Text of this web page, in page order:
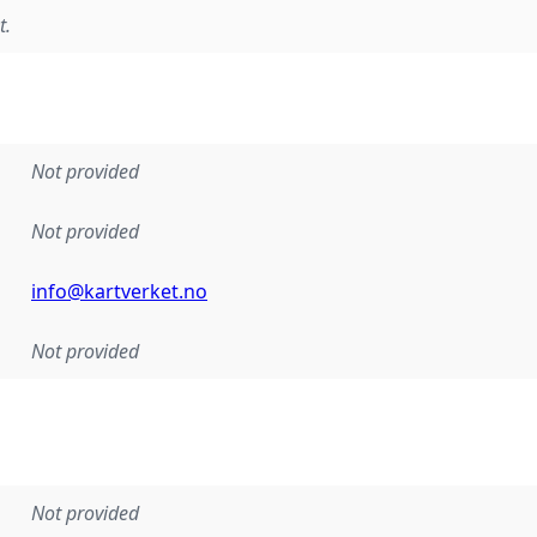
Not provided
Not provided
info@kartverket.no
Not provided
Not provided